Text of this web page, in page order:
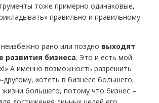
тоже примерно одинаковые,
правильно и правильному
рано или поздно выходят
развития бизнеса. Это и есть мой
А именно возможность разрешить
другому, хотеть в бизнесе большего,
жизни большего, потому что бизнес –